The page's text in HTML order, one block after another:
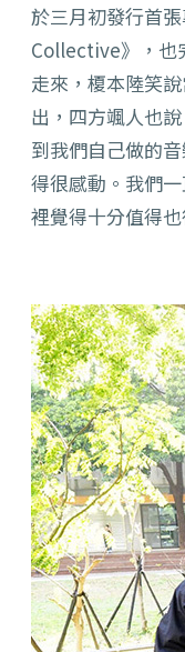
於三月初發行首
Collective》，也
走來，榎本陸笑
出，四方颯人也
到我們自己做的
得很感動。我們
裡覺得十分值得也